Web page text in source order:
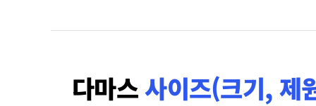
다마스사이즈(크기, 제